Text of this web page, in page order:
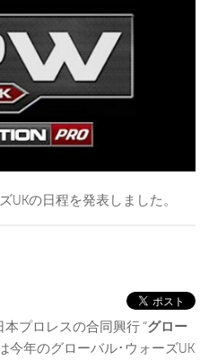
UKの日程を発表しました。
プロレスの合同興行 “グロー
今年のグローバル･ウォーズUK